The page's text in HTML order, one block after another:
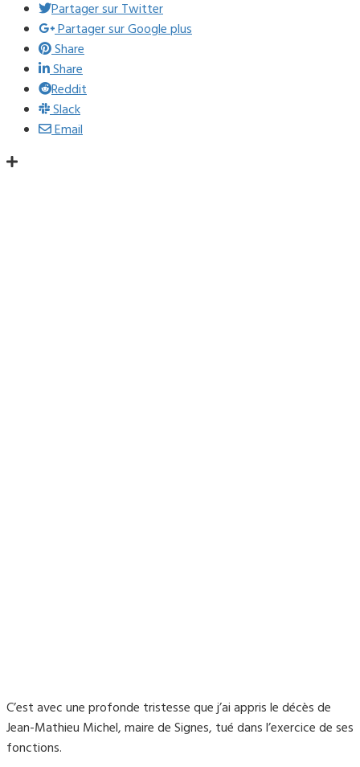
Partager sur Twitter
Partager sur Google plus
Share
Share
Reddit
Slack
Email
C’est avec une profonde tristesse que j’ai appris le décès de
Jean-Mathieu Michel, maire de Signes, tué dans l’exercice de ses
fonctions.